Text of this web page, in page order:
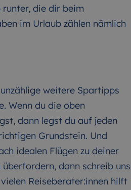
die dir beim
im Urlaub zählen nämlich
weitere Spartipps
Wenn du die oben
dann legst du auf jeden
Grundstein. Und
idealen Flügen zu deiner
dann schreib uns
Reiseberater:innen hilft